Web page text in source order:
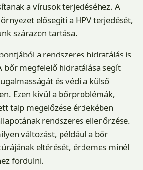
a vírusok terjedéséhez. A
elősegíti a HPV terjedését,
szárazon tartása.
a rendszeres hidratálás is
bőr megfelelő hidratálása segít
és védi a külső
Ezen kívül a bőrproblémák,
talp megelőzése érdekében
rendszeres ellenőrzése.
változást, például a bőr
eltérését, érdemes minél
fordulni.